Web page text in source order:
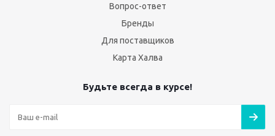
Вопрос-ответ
Бренды
Для поставщиков
Карта Халва
Будьте всегда в курсе!